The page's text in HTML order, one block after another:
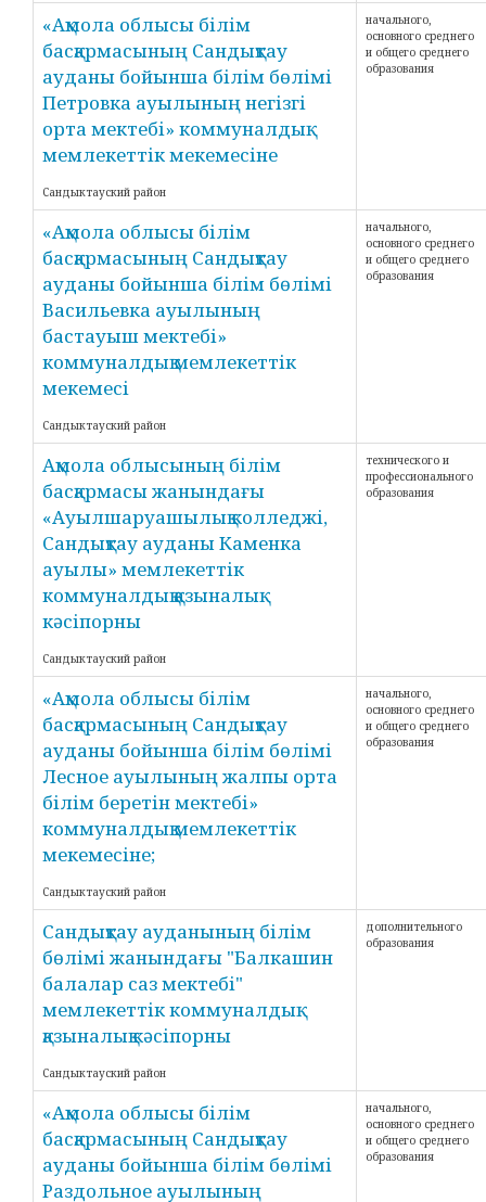
«Ақмола облысы білім
басқармасының Сандықтау
ауданы бойынша білім бөлімі
Петровка ауылының негізгі
орта мектебі» коммуналдық
мемлекеттік мекемесіне
Сандыктауский район
начального,
основного среднего
и общего среднего
образования
«Ақмола облысы білім
басқармасының Сандықтау
ауданы бойынша білім бөлімі
Васильевка ауылының
бастауыш мектебі»
коммуналдық мемлекеттік
мекемесі
Сандыктауский район
начального,
основного среднего
и общего среднего
образования
Ақмола облысының білім
басқармасы жанындағы
«Ауылшаруашылық колледжі,
Сандықтау ауданы Каменка
ауылы» мемлекеттік
коммуналдық қазыналық
кәсіпорны
Сандыктауский район
технического и
профессионального
образования
«Ақмола облысы білім
басқармасының Сандықтау
ауданы бойынша білім бөлімі
Лесное ауылының жалпы орта
білім беретін мектебі»
коммуналдық мемлекеттік
мекемесіне;
Сандыктауский район
начального,
основного среднего
и общего среднего
образования
Сандықтау ауданының білім
бөлімі жанындағы "Балкашин
балалар саз мектебі"
мемлекеттік коммуналдық
қазыналық кәсіпорны
Сандыктауский район
дополнительного
образования
«Ақмола облысы білім
басқармасының Сандықтау
ауданы бойынша білім бөлімі
Раздольное ауылының
начального,
основного среднего
и общего среднего
образования